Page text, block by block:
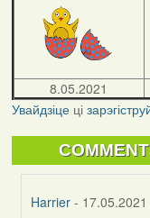
8.05.2021
Увайдзіцеці
Harrier -